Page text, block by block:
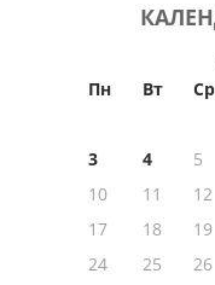
Пн Вт Ср
3
4 5
10
11 12
17
18 19
24
25 26